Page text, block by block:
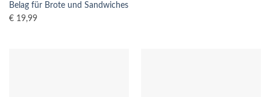
Belag für Brote und Sandwiches
€19,99